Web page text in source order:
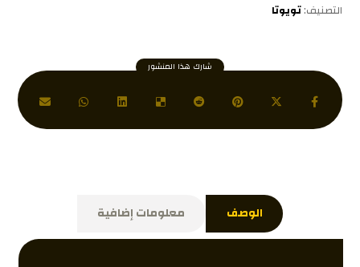
التصنيف:تويوتا
الوصف معلومات إضافية